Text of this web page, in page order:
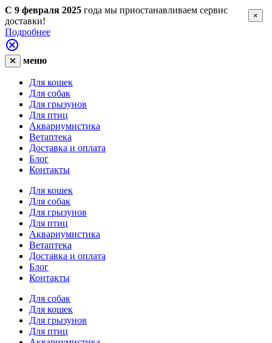
С 9 февраля 2025 года мы приостанавливаем сервис
доставки!
Подробнее
меню
Для кошек
Для собак
Для грызунов
Для птиц
Аквариумистика
Ветаптека
Доставка и оплата
Блог
Контакты
Для кошек
Для собак
Для грызунов
Для птиц
Аквариумистика
Ветаптека
Доставка и оплата
Блог
Контакты
Для собак
Для кошек
Для грызунов
Для птиц
×